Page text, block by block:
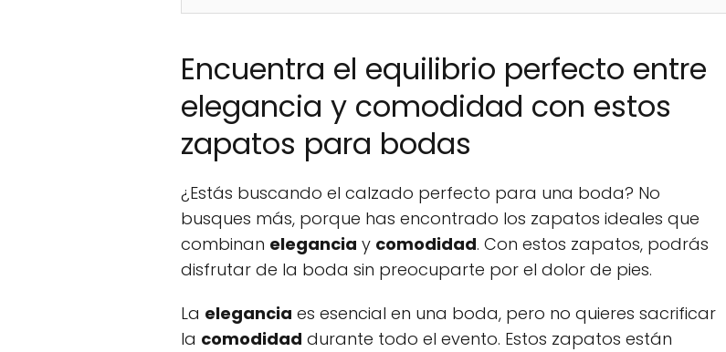
Encuentra el equilibrio perfecto entre
elegancia y comodidad con estos
zapatos para bodas
¿Estás buscando el calzado perfecto para una boda? No
busques más, porque has encontrado los zapatos ideales que
combinan elegancia y comodidad. Con estos zapatos, podrás
disfrutar de la boda sin preocuparte por el dolor de pies.
La elegancia es esencial en una boda, pero no quieres sacrificar
la comodidad durante todo el evento. Estos zapatos están